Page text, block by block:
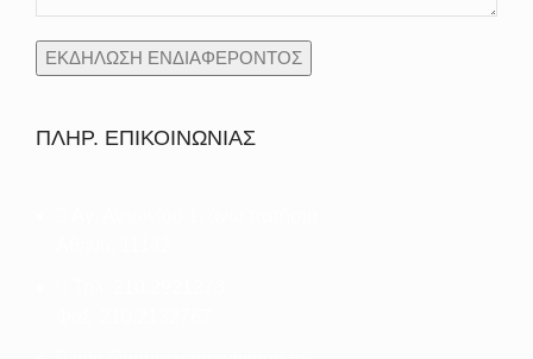
ΠΛΗΡ. ΕΠΙΚΟΙΝΩΝΙΑΣ